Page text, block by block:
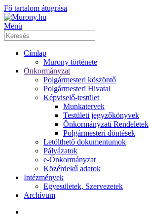
Fő tartalom átugrása
Menü
Címlap
Murony története
Önkormányzat
Polgármesteri köszöntő
Polgármesteri Hivatal
Képviselő-testület
Munkatervek
Testületi jegyzőkönyvek
Önkormányzati Rendeletek
Polgármesteri döntések
Letölthető dokumentumok
Pályázatok
e-Önkormányzat
Közérdekű adatok
Intézmények
Egyesületek, Szervezetek
Archívum